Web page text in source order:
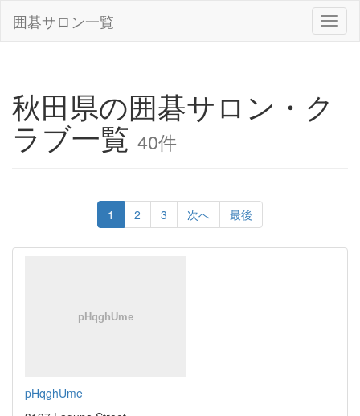
囲碁サロン一覧
秋田県の囲碁サロン・ク
ラブ一覧 40件
1 2 3 次へ 最後
pHqghUme